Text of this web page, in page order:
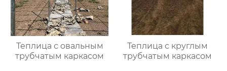
Теплица с овальным
трубчатым каркасом
Теплица с круглым
трубчатым каркасом